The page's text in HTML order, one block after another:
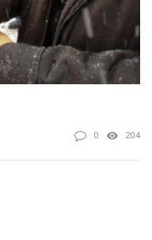
0 204